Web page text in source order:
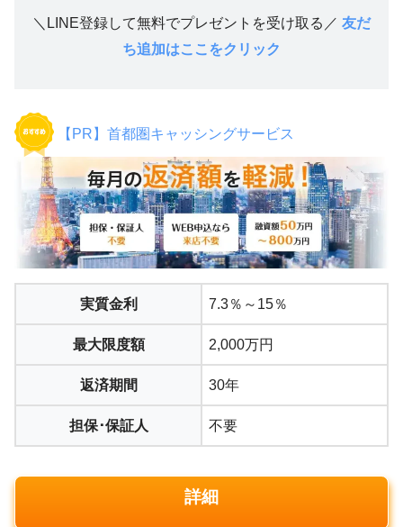
＼LINE登録して無料でプレゼントを受け取る／ 友だ
ち追加はここをクリック
【PR】首都圏キャッシングサービス
実質金利 7.3％～15％
最大限度額 2,000万円
返済期間 30年
担保･保証人 不要
詳細